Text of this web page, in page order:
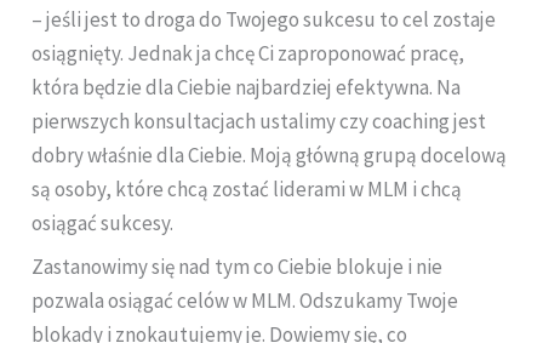
– jeśli jest to droga do Twojego sukcesu to cel zostaje
osiągnięty. Jednak ja chcę Ci zaproponować pracę,
która będzie dla Ciebie najbardziej efektywna. Na
pierwszych konsultacjach ustalimy czy coaching jest
dobry właśnie dla Ciebie. Moją główną grupą docelową
są osoby, które chcą zostać liderami w MLM i chcą
osiągać sukcesy.
Zastanowimy się nad tym co Ciebie blokuje i nie
pozwala osiągać celów w MLM. Odszukamy Twoje
blokady i znokautujemy je. Dowiemy się, co